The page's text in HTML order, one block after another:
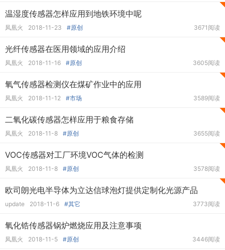
温湿度传感器怎样应用到地铁环境中呢
凤凰火 2018-11-23 #原创 3671阅读
光纤传感器在医用领域的应用介绍
凤凰火 2018-11-16 #原创 3605阅读
氧气传感器检测仪在煤矿作业中的应用
凤凰火 2018-11-12 #市场 3589阅读
二氧化碳传感器怎样应用于粮食存储
凤凰火 2018-11-8 #原创 3655阅读
VOC传感器对工厂环境VOC气体的检测
凤凰火 2018-11-8 #原创 3578阅读
欧司朗光电半导体为立达信球泡灯提供定制化光源产品
update 2018-11-6 #其它 3773阅读
氧化锆传感器锅炉燃烧应用及注意事项
凤凰火 2018-11-5 #原创 3446阅读